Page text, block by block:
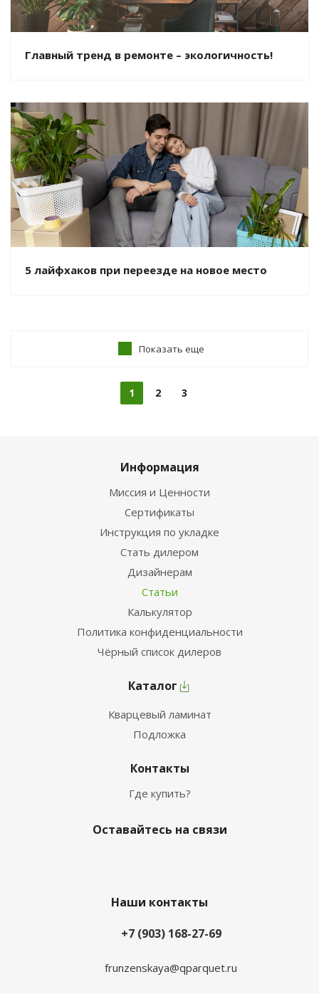
Главный тренд в ремонте – экологичность!
5 лайфхаков при переезде на новое место
Показать еще
1 2 3
Информация
Миссия и Ценности
Сертификаты
Инструкция по укладке
Стать дилером
Дизайнерам
Статьи
Калькулятор
Политика конфиденциальности
Чёрный список дилеров
Каталог
Кварцевый ламинат
Подложка
Контакты
Где купить?
Оставайтесь на связи
Наши контакты
+7 (903) 168-27-69
frunzenskaya@qparquet.ru